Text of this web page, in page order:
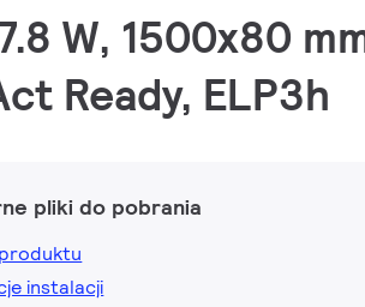
W, 1500x80
Ready, ELP3h
pliki do pobrania
instalacji